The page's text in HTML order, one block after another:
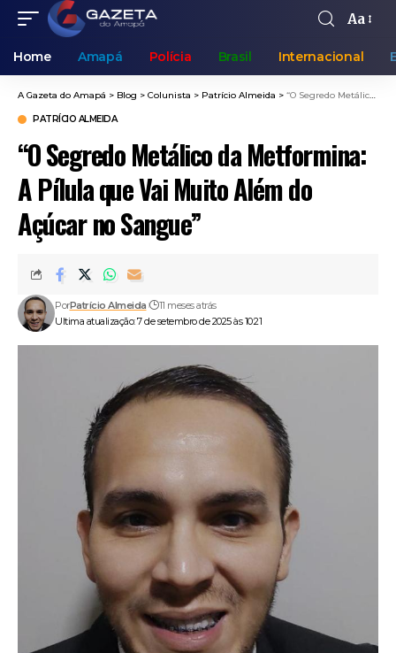
Aa
Home Amapá Polícia Brasil Internacional
A Gazeta do Amapá > Blog > Colunista > Patrício Almeida > “O Segredo Metálico da Metformina: A Pílula que Vai Muito Além do Açúcar no Sangue”
PATRÍCIO ALMEIDA
“O Segredo Metálico da Metformina:
A Pílula que Vai Muito Além do
Açúcar no Sangue”
Ultima atualização: 7 de setembro de 2025 às 10:21
PorPatrício Almeida 11 meses atrás